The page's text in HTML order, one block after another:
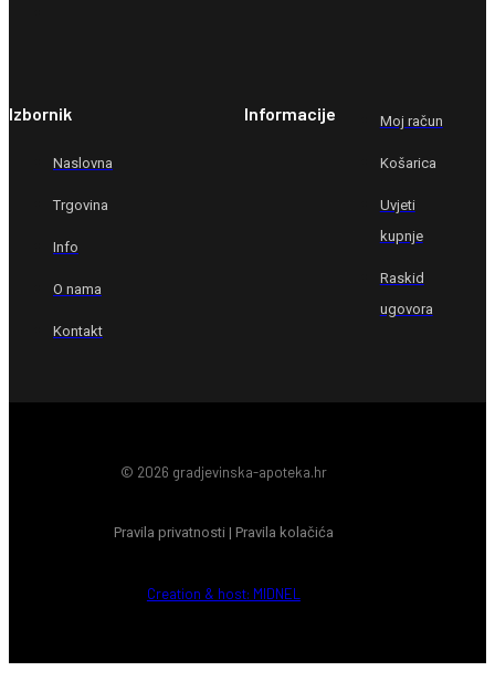
Izbornik
Naslovna
Trgovina
Info
O nama
Kontakt
Informacije Moj račun
Košarica
Uvjeti
kupnje
Raskid
ugovora
© 2026 gradjevinska-apoteka.hr
Pravila privatnosti | Pravila kolačića
Creation & host: MIDNEL